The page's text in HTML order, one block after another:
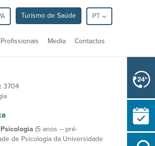
Turismo de Saúde PT
Profissionais Media Contactos
3704
(5 anos – pré-
de Psicologia da Universidade